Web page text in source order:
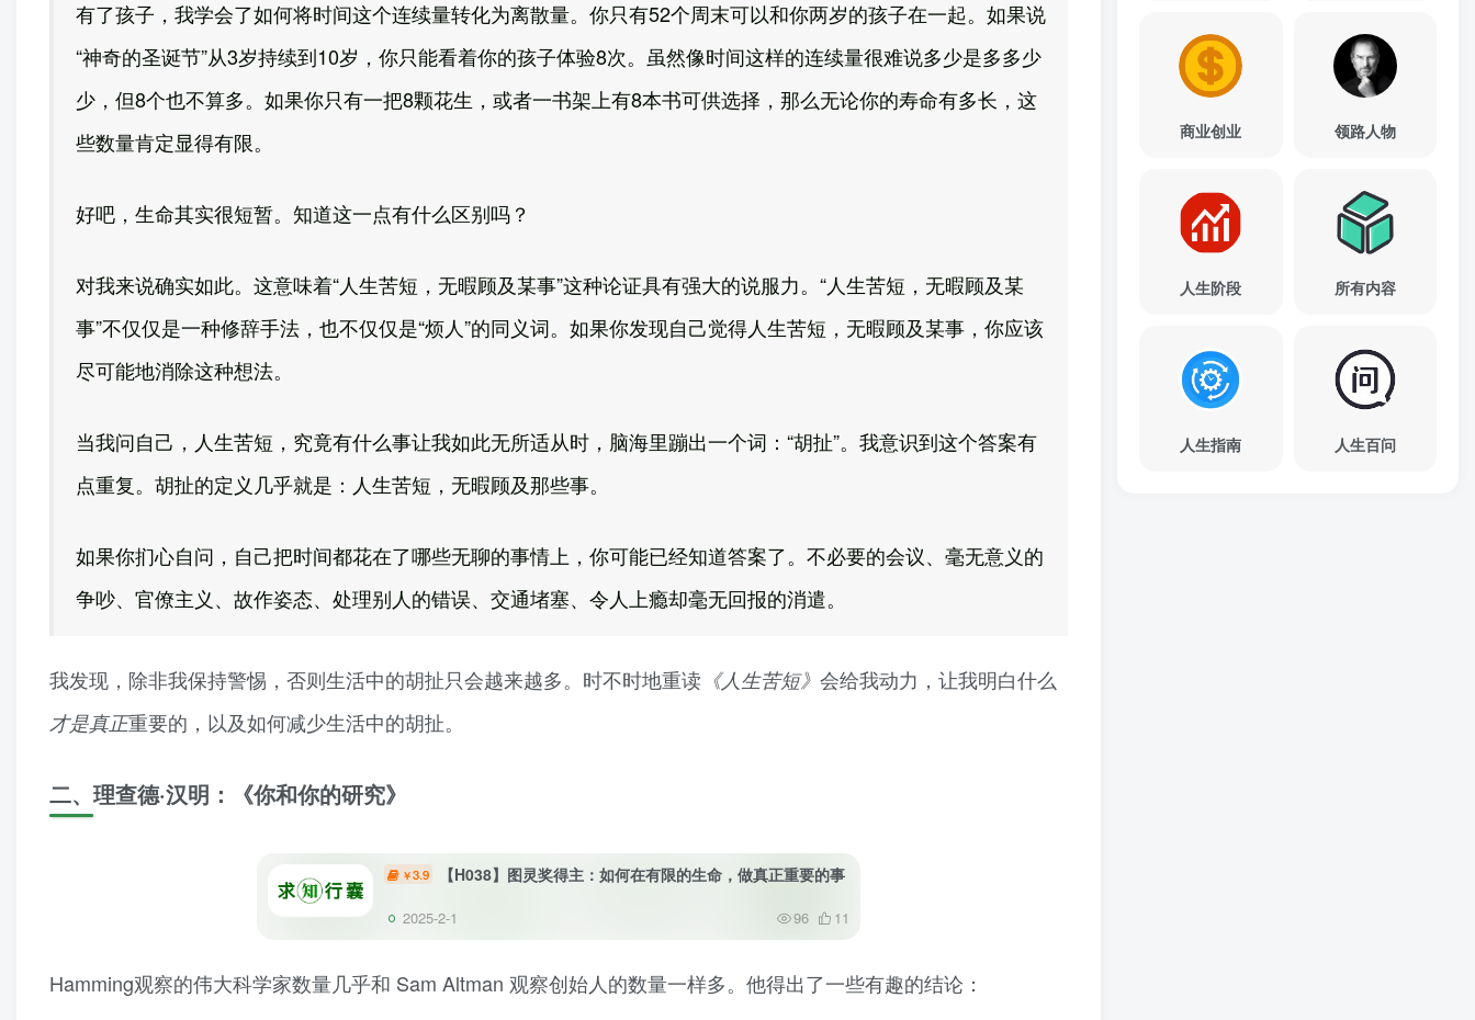
有了孩子，我学会了如何将时间这个连续量转化为离散量。你只有52个周末可以和你两岁的孩子在一起。如果说
“神奇的圣诞节”从3岁持续到10岁，你只能看着你的孩子体验8次。虽然像时间这样的连续量很难说多少是多多少
少，但8个也不算多。如果你只有一把8颗花生，或者一书架上有8本书可供选择，那么无论你的寿命有多长，这
些数量肯定显得有限。
好吧，生命其实很短暂。知道这一点有什么区别吗？
对我来说确实如此。这意味着“人生苦短，无暇顾及某事”这种论证具有强大的说服力。“人生苦短，无暇顾及某
事”不仅仅是一种修辞手法，也不仅仅是“烦人”的同义词。如果你发现自己觉得人生苦短，无暇顾及某事，你应该
尽可能地消除这种想法。
当我问自己，人生苦短，究竟有什么事让我如此无所适从时，脑海里蹦出一个词：“胡扯”。我意识到这个答案有
点重复。胡扯的定义几乎就是：人生苦短，无暇顾及那些事。
如果你扪心自问，自己把时间都花在了哪些无聊的事情上，你可能已经知道答案了。不必要的会议、毫无意义的
争吵、官僚主义、故作姿态、处理别人的错误、交通堵塞、令人上瘾却毫无回报的消遣。
我发现，除非我保持警惕，否则生活中的胡扯只会越来越多。时不时地重读 《人生苦短》 会给我动力，让我明白什么
才是真正重要的，以及如何减少生活中的胡扯。
二、理查德·汉明：《你和你的研究》
￥3.9 【H038】图灵奖得主：如何在有限的生命，做真正重要的事
2025-2-1 96 11
Hamming观察的伟大科学家数量几乎和 Sam Altman 观察创始人的数量一样多。他得出了一些有趣的结论：
商业创业 领路人物
人生阶段 所有内容
人生指南 人生百问